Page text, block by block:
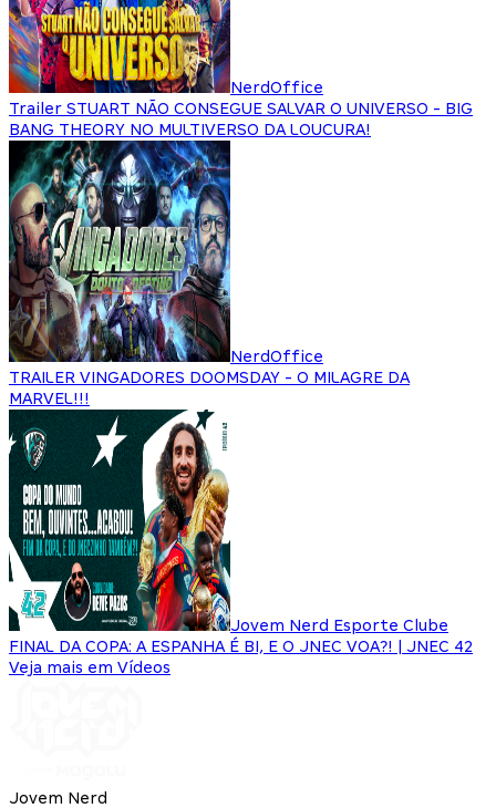
NerdOffice
Trailer STUART NÃO CONSEGUE SALVAR O UNIVERSO - BIG
BANG THEORY NO MULTIVERSO DA LOUCURA!
NerdOffice
TRAILER VINGADORES DOOMSDAY - O MILAGRE DA
MARVEL!!!
Jovem Nerd Esporte Clube
FINAL DA COPA: A ESPANHA É BI, E O JNEC VOA?! | JNEC 42
Veja mais em Vídeos
Jovem Nerd